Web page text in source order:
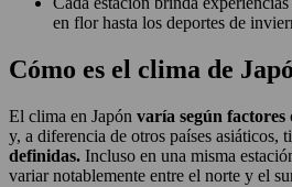
en flor hasta los deportes de
Cómo es el clima de
El clima en Japón varía según factores
y, a diferencia de otros países asiáticos,
definidas. Incluso en una misma
variar notablemente entre el norte y el